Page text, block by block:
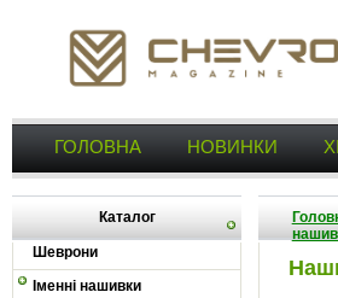
ГОЛОВНА НОВИНКИ
Каталог
Шеврони
Іменні нашивки